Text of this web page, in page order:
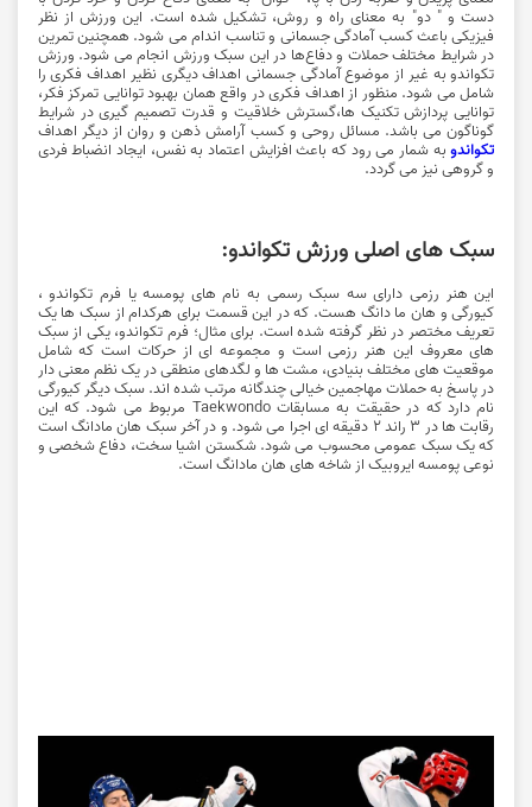
دست و " دو" به معنای راه و روش، تشکیل شده است. این ورزش از نظر
فیزیکی باعث کسب آمادگی جسمانی و تناسب اندام می شود. همچنین تمرین
در شرایط مختلف حملات و دفاع‌ها در این سبک ورزش انجام می شود. ورزش
تکواندو به غیر از موضوع آمادگی جسمانی اهداف دیگری نظیر اهداف فکری را
شامل می شود. منظور از اهداف فکری در واقع همان بهبود توانایی تمرکز فکر،
توانایی پردازش تکنیک ها،گسترش خلاقیت و قدرت تصمیم گیری در شرایط
گوناگون می باشد. مسائل روحی و کسب آرامش ذهن و روان از دیگر اهداف
تکواندوبه شمار می رود که باعث افزایش اعتماد به نفس، ایجاد انضباط فردی
و گروهی نیز می گردد.
سبک های اصلی ورزش تکواندو:
این هنر رزمی دارای سه سبک رسمی به نام های پومسه یا فرم تکواندو ،
کیورگی و هان ما دانگ هست. که در این قسمت برای هرکدام از سبک ها یک
تعریف مختصر در نظر گرفته شده است. برای مثال؛ فرم تکواندو، یکی از سبک
های معروف این هنر رزمی است و مجموعه ای از حرکات است که شامل
موقعیت های مختلف بنیادی، مشت ها و لگدهای منطقی در یک نظم معنی دار
در پاسخ به حملات مهاجمین خیالی چندگانه مرتب شده اند. سبک دیگر کیورگی
نام دارد که در حقیقت به مسابقات Taekwondo مربوط می شود. که این
رقابت ها در ۳ راند ۲ دقیقه ای اجرا می شود. و در آخر سبک هان مادانگ است
که یک سبک عمومی محسوب می شود. شکستن اشیا سخت، دفاع شخصی و
نوعی پومسه ایروبیک از شاخه های هان مادانگ است.